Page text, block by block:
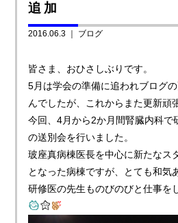
追加
2016.06.3 ｜ ブログ
皆さま、おひさしぶりです。
5月は学会の準備に追われブログ
んでしたが、これからまた更新頑
今回、4月から2か月間腎臓内科で
の送別会を行いました。
玻座真病棟医長を中心に新たなス
となった病棟ですが、とても和気
研修医の先生ものびのびと仕事を